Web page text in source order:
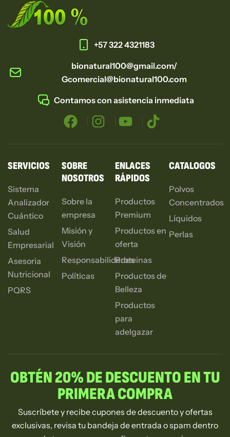
+57 322 4321183
bionatural100@gmail.com/
Gcomercial@bionatural100.com
Contamos con asistencia inmediata
SERVICIOS
Sistema
Analizador
Cuántico
Salud
Empresarial
Asesoria
Nutricional
PQRS
SOBRE
NOSOTROS
Sobre la
empresa
Misión y
Visión
Responsabilidades
Políticas
ENLACES
RÁPIDOS
Productos
Premium
Productos en
oferta
Proteinas
Productos de
Belleza
Productos
para
adelgazar
CATALOGOS
Polvos
Concentrados
Líquidos
Perlas
OBTÉN 20% DE DESCUENTO EN TU
PRIMERA COMPRA
Suscríbete y recibe cupones de descuento y ofertas
exclusivas, revisa tu bandeja de entrada o spam dentro